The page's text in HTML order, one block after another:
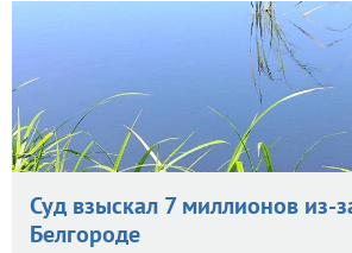
Суд взыскал 7 миллионов из-
Белгороде